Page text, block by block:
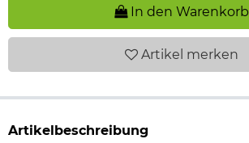
In den Warenkorb
Artikel merken
Artikelbeschreibung